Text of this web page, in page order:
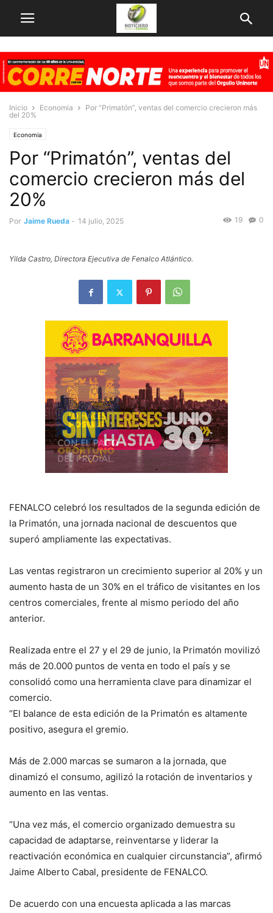
Inicio Economia
Por “Primatón”, ventas del comercio crecieron más
del 20%
Economia
Por “Primatón”, ventas del
comercio crecieron más del
20%
Por Jaime Rueda - 14 julio, 2025 0
19
Yilda Castro, Directora Ejecutiva de Fenalco Atlántico.
FENALCO celebró los resultados de la segunda edición de
la Primatón, una jornada nacional de descuentos que
superó ampliamente las expectativas.
Las ventas registraron un crecimiento superior al 20% y un
aumento hasta de un 30% en el tráfico de visitantes en los
centros comerciales, frente al mismo periodo del año
anterior.
Realizada entre el 27 y el 29 de junio, la Primatón movilizó
más de 20.000 puntos de venta en todo el país y se
consolidó como una herramienta clave para dinamizar el
comercio.
“El balance de esta edición de la Primatón es altamente
positivo, asegura el gremio.
Más de 2.000 marcas se sumaron a la jornada, que
dinamizó el consumo, agilizó la rotación de inventarios y
aumento en las ventas.
“Una vez más, el comercio organizado demuestra su
capacidad de adaptarse, reinventarse y liderar la
reactivación económica en cualquier circunstancia”, afirmó
Jaime Alberto Cabal, presidente de FENALCO.
De acuerdo con una encuesta aplicada a las marcas